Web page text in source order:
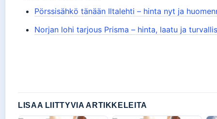
Pörssisähkö tänään Iltalehti – hinta nyt ja
Norjan lohi tarjous Prisma – hinta, laatu ja
LISAA LIITTYVIA ARTIKKELEITA